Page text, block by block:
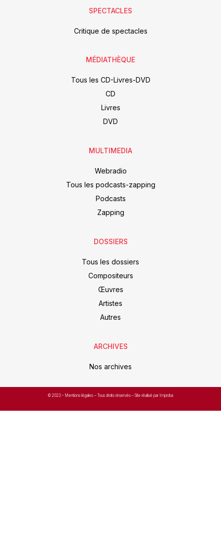
SPECTACLES
Critique de spectacles
MÉDIATHÈQUE
Tous les CD-Livres-DVD
CD
Livres
DVD
MULTIMEDIA
Webradio
Tous les podcasts-zapping
Podcasts
Zapping
DOSSIERS
Tous les dossiers
Compositeurs
Œuvres
Artistes
Autres
ARCHIVES
Nos archives
© 2023 – Mentions légales – Tous droits réservés – Site réalisé par Improba